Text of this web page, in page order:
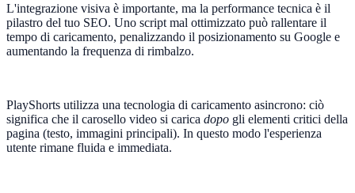
L'integrazione visiva è importante, ma la performance tecnica è il
pilastro del tuo SEO. Uno script mal ottimizzato può rallentare il
tempo di caricamento, penalizzando il posizionamento su Google e
aumentando la frequenza di rimbalzo.
PlayShorts utilizza una tecnologia di caricamento asincrono: ciò
significa che il carosello video si carica dopo gli elementi critici della
pagina (testo, immagini principali). In questo modo l'esperienza
utente rimane fluida e immediata.